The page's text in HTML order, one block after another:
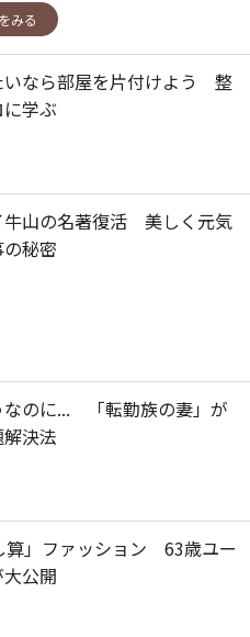
みる
いなら部屋を片付けよう 整
学ぶ
牛山の名著復活 美しく元気
秘密
なのに... 「転勤族の妻」が
決法
算」ファッション 63歳ユー
公開